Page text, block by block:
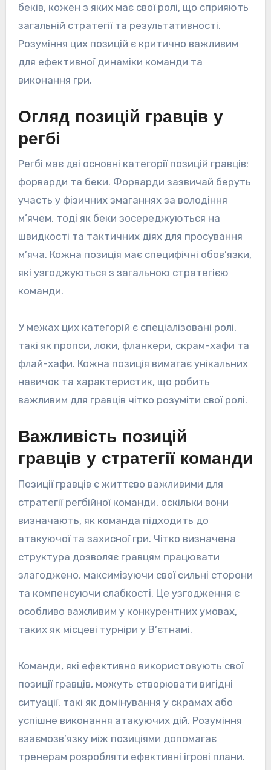
беків, кожен з яких має свої ролі, що сприяють
загальній стратегії та результативності.
Розуміння цих позицій є критично важливим
для ефективної динаміки команди та
виконання гри.
Огляд позицій гравців у
регбі
Регбі має дві основні категорії позицій гравців:
форварди та беки. Форварди зазвичай беруть
участь у фізичних змаганнях за володіння
м’ячем, тоді як беки зосереджуються на
швидкості та тактичних діях для просування
м’яча. Кожна позиція має специфічні обов’язки,
які узгоджуються з загальною стратегією
команди.
У межах цих категорій є спеціалізовані ролі,
такі як пропси, локи, фланкери, скрам-хафи та
флай-хафи. Кожна позиція вимагає унікальних
навичок та характеристик, що робить
важливим для гравців чітко розуміти свої ролі.
Важливість позицій
гравців у стратегії команди
Позиції гравців є життєво важливими для
стратегії регбійної команди, оскільки вони
визначають, як команда підходить до
атакуючої та захисної гри. Чітко визначена
структура дозволяє гравцям працювати
злагоджено, максимізуючи свої сильні сторони
та компенсуючи слабкості. Це узгодження є
особливо важливим у конкурентних умовах,
таких як місцеві турніри у В’єтнамі.
Команди, які ефективно використовують свої
позиції гравців, можуть створювати вигідні
ситуації, такі як домінування у скрамах або
успішне виконання атакуючих дій. Розуміння
взаємозв’язку між позиціями допомагає
тренерам розробляти ефективні ігрові плани.